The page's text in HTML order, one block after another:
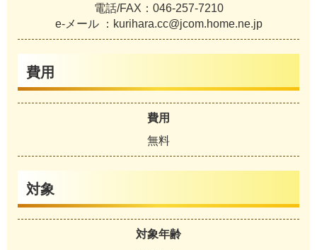
電話/FAX：046-257-7210
e-メール ：kurihara.cc@jcom.home.ne.jp
費用
費用
無料
対象
対象年齢